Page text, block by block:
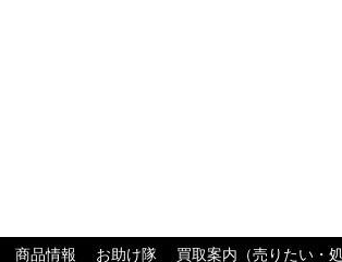
商品情報 お助け隊 買取案内（売りたい・